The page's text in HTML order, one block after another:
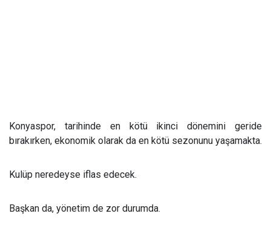
Konyaspor, tarihinde en kötü ikinci dönemini geride
bırakırken, ekonomik olarak da en kötü sezonunu yaşamakta.
Kulüp neredeyse iflas edecek.
Başkan da, yönetim de zor durumda.